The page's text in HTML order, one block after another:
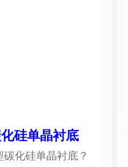
硅单晶衬底
化硅单晶衬底？